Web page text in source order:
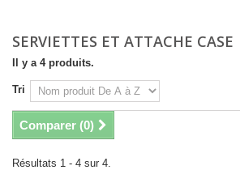
SERVIETTES ET ATTACHE CASE
Il y a 4 produits.
Tri
Comparer (0)
Résultats 1 - 4 sur 4.